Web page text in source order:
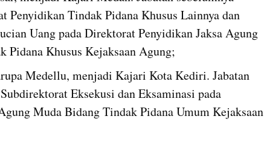
Penyidikan Tindak Pidana Khusus Lainnya dan
Uang pada Direktorat Penyidikan Jaksa Agung
Pidana Khusus Kejaksaan Agung;
Medellu, menjadi Kajari Kota Kediri. Jabatan
Eksekusi dan Eksaminasi pada
Muda Bidang Tindak Pidana Umum Kejaksaan